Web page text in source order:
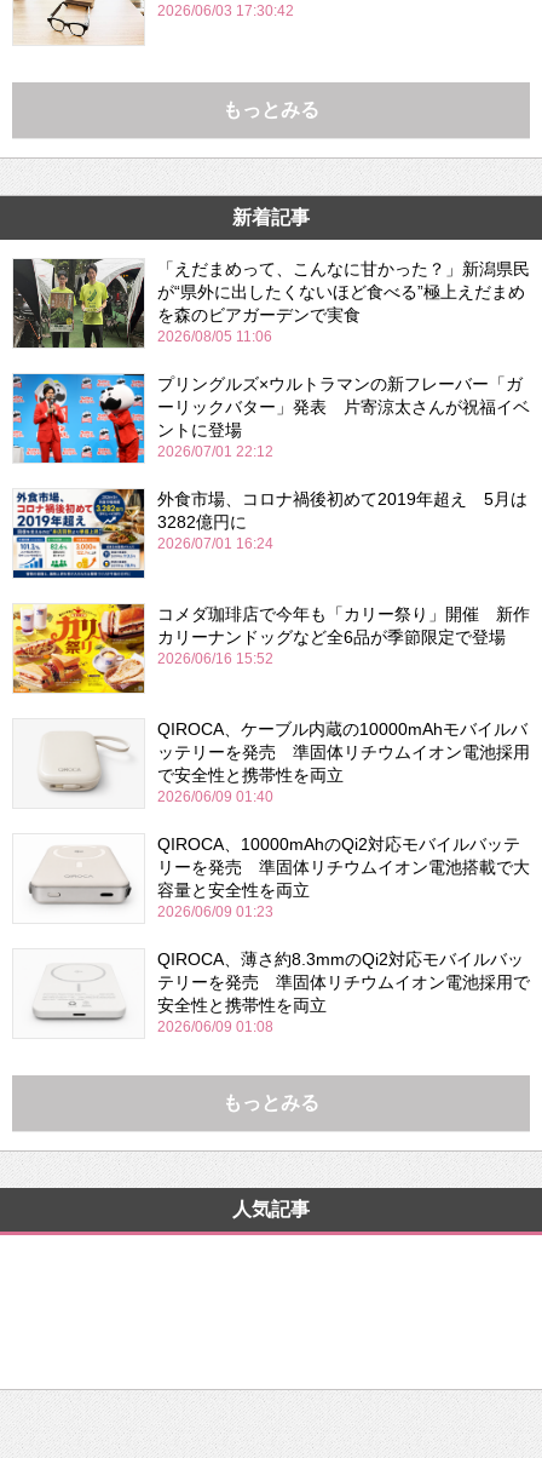
2026/06/03 17:30:42
もっとみる
新着記事
「えだまめって、こんなに甘かった？」新潟県民
が“県外に出したくないほど食べる”極上えだまめ
を森のビアガーデンで実食
2026/08/05 11:06
プリングルズ×ウルトラマンの新フレーバー「ガ
ーリックバター」発表 片寄涼太さんが祝福イベ
ントに登場
2026/07/01 22:12
外食市場、コロナ禍後初めて2019年超え 5月は
3282億円に
2026/07/01 16:24
コメダ珈琲店で今年も「カリー祭り」開催 新作
カリーナンドッグなど全6品が季節限定で登場
2026/06/16 15:52
QIROCA、ケーブル内蔵の10000mAhモバイルバ
ッテリーを発売 準固体リチウムイオン電池採用
で安全性と携帯性を両立
2026/06/09 01:40
QIROCA、10000mAhのQi2対応モバイルバッテ
リーを発売 準固体リチウムイオン電池搭載で大
容量と安全性を両立
2026/06/09 01:23
QIROCA、薄さ約8.3mmのQi2対応モバイルバッ
テリーを発売 準固体リチウムイオン電池採用で
安全性と携帯性を両立
2026/06/09 01:08
もっとみる
人気記事